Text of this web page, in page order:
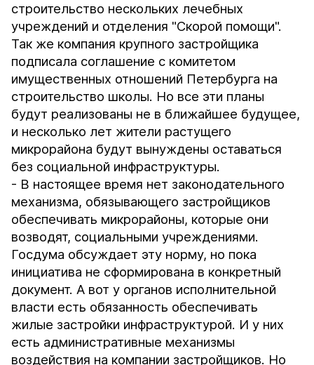
строительство нескольких лечебных
учреждений и отделения "Скорой помощи".
Так же компания крупного застройщика
подписала соглашение с комитетом
имущественных отношений Петербурга на
строительство школы. Но все эти планы
будут реализованы не в ближайшее будущее,
и несколько лет жители растущего
микрорайона будут вынуждены оставаться
без социальной инфраструктуры.
- В настоящее время нет законодательного
механизма, обязывающего застройщиков
обеспечивать микрорайоны, которые они
возводят, социальными учреждениями.
Госдума обсуждает эту норму, но пока
инициатива не сформирована в конкретный
документ. А вот у органов исполнительной
власти есть обязанность обеспечивать
жилые застройки инфраструктурой. И у них
есть административные механизмы
воздействия на компании застройщиков. Но